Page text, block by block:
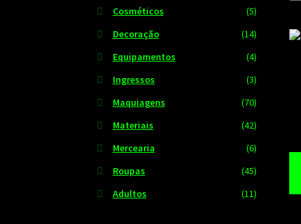
Cosméticos
(5)
Decoração
(14)
Equipamentos
(4)
Ingressos
(3)
Maquiagens
(70)
Materiais
(42)
Mercearia
(6)
Roupas
(45)
Adultos
(11)